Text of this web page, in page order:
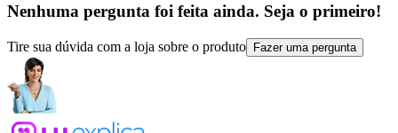
Nenhuma pergunta foi feita ainda. Seja o primeiro!
Tire sua dúvida com a loja sobre o produto Fazer uma pergunta